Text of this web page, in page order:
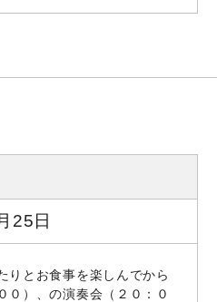
25日
りとお食事を楽しんでから
０）、の演奏会（２０：０